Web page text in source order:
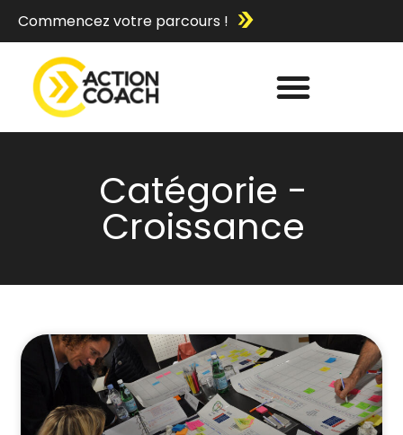
Commencez votre parcours !
Catégorie -
Croissance